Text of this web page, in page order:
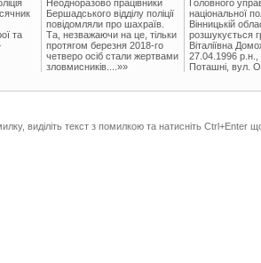
та
Неодноразово працівники
Бершадського відділу поліції
повідомляли про шахраїв.
Та, незважаючи на це, тільки
протягом березня 2018-го
четверо осіб стали жертвами
зловмисників....»»
Головного
національної
Вінницькій
розшукується
Віталіївна
27.04.1996 р.н.,
Поташні, вул.
виділіть текст з помилкою та натисніть Ctrl+Enter